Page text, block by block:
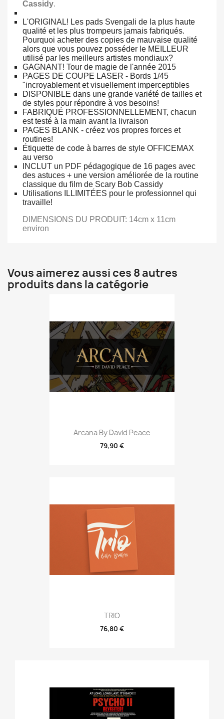
Cassidy.
L'ORIGINAL! Les pads Svengali de la plus haute
qualité et les plus trompeurs jamais fabriqués.
Pourquoi acheter des copies de mauvaise qualité
alors que vous pouvez posséder le MEILLEUR
utilisé par les meilleurs artistes mondiaux?
GAGNANT! Tour de magie de l'année 2015
PAGES DE COUPE LASER - Bords 1/45
"incroyablement et visuellement imperceptibles
DISPONIBLE dans une grande variété de tailles et
de styles pour répondre à vos besoins!
FABRIQUÉ PROFESSIONNELLEMENT, chacun
est testé à la main avant la livraison
PAGES BLANK - créez vos propres forces et
routines!
Étiquette de code à barres de style OFFICEMAX
au verso
INCLUT un PDF pédagogique de 16 pages avec
des astuces + une version améliorée de la routine
classique du film de Scary Bob Cassidy
Utilisations ILLIMITÉES pour le professionnel qui
travaille!
DIMENSIONS DU PRODUIT: 14cm x 11cm
environ
Vous aimerez aussi ces 8 autres
produits dans la catégorie
Arcana By David Peace
79,90 €
TRIO
76,80 €